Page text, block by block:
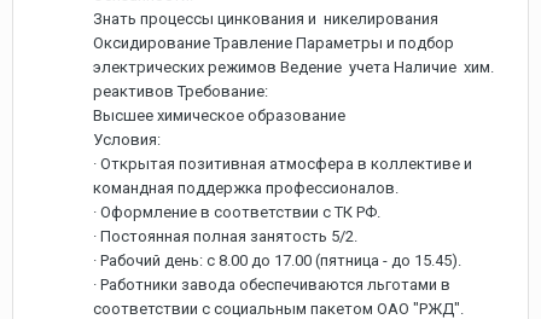
Знать процессы цинкования и никелирования
Оксидирование Травление Параметры и подбор
электрических режимов Ведение учета Наличие хим.
реактивов Требование:
Высшее химическое образование
Условия:
· Открытая позитивная атмосфера в коллективе и
командная поддержка профессионалов.
· Оформление в соответствии c ТК РФ.
· Постоянная полная занятость 5/2.
· Рабочий день: с 8.00 до 17.00 (пятница - до 15.45).
· Работники завода обеспечиваются льготами в
соответствии с социальным пакетом ОАО "РЖД".